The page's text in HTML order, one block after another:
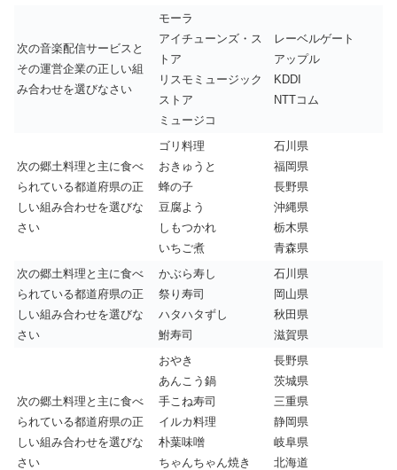
次の音楽配信サービスと
その運営企業の正しい組
み合わせを選びなさい
モーラ
アイチューンズ・ス
トア
リスモミュージック
ストア
ミュージコ
レーベルゲート
アップル
KDDI
NTTコム
次の郷土料理と主に食べ
られている都道府県の正
しい組み合わせを選びな
さい
ゴリ料理
おきゅうと
蜂の子
豆腐よう
しもつかれ
いちご煮
石川県
福岡県
長野県
沖縄県
栃木県
青森県
次の郷土料理と主に食べ
られている都道府県の正
しい組み合わせを選びな
さい
かぶら寿し
祭り寿司
ハタハタずし
鮒寿司
石川県
岡山県
秋田県
滋賀県
次の郷土料理と主に食べ
られている都道府県の正
しい組み合わせを選びな
さい
おやき
あんこう鍋
手こね寿司
イルカ料理
朴葉味噌
ちゃんちゃん焼き
長野県
茨城県
三重県
静岡県
岐阜県
北海道